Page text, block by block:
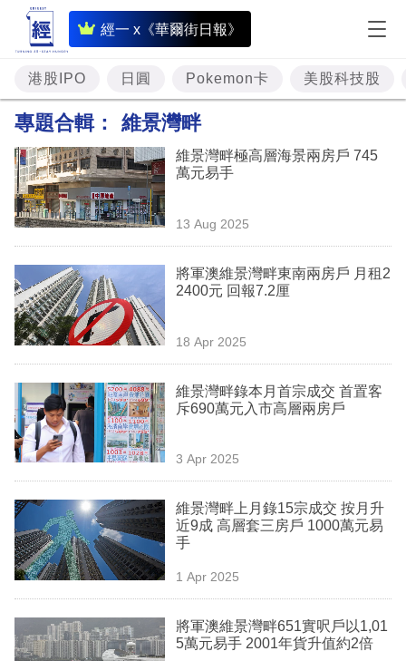
經一 x《華爾街日報》
即
時
財
經
題
投
資
樓
市
理
商
業
科
技
職
場
生
時
港股IPO 日圓 Pokemon卡 美股科技股
專題合輯： 維景灣畔
維景灣畔極高層海景兩房戶 745
萬元易手
13 Aug 2025
將軍澳維景灣畔東南兩房戶 月租2
2400元 回報7.2厘
18 Apr 2025
維景灣畔錄本月首宗成交 首置客
斥690萬元入市高層兩房戶
3 Apr 2025
維景灣畔上月錄15宗成交 按月升
近9成 高層套三房戶 1000萬元易
手
1 Apr 2025
將軍澳維景灣畔651實呎戶以1,01
5萬元易手 2001年貨升值約2倍